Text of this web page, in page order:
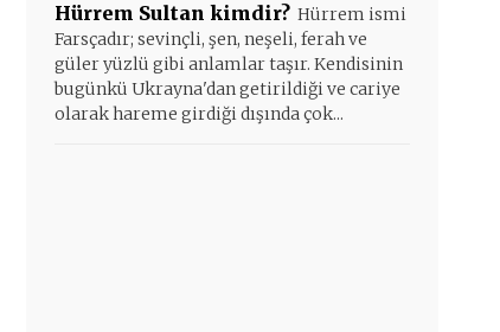
Hürrem Sultan kimdir? Hürrem ismi
Farsçadır; sevinçli, şen, neşeli, ferah ve
güler yüzlü gibi anlamlar taşır. Kendisinin
bugünkü Ukrayna'dan getirildiği ve cariye
olarak hareme girdiği dışında çok...